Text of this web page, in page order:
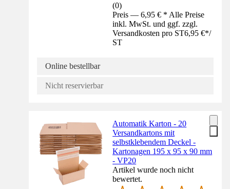
(0)
Preis — 6,95 € * Alle Preise
inkl. MwSt. und ggf. zzgl.
Versandkosten pro ST6,95 €*/
ST
Online bestellbar
Nicht reservierbar
Automatik Karton - 20
Versandkartons mit
selbstklebendem Deckel -
Kartonagen 195 x 95 x 90 mm
- VP20
Artikel wurde noch nicht
bewertet.